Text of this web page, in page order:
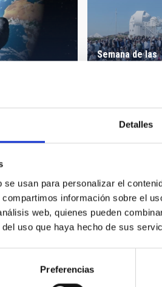
Detalles
usan para personalizar el
información sobre el
web, quienes pueden
uso que haya hecho de sus
Preferencias
Semana de las
and the
Innovation,
Development
Firma de la
European